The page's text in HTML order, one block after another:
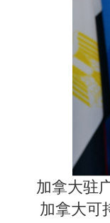
加拿大驻广
加拿大可